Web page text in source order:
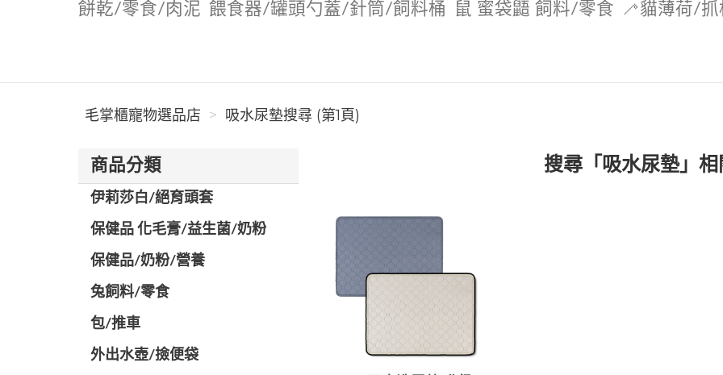
餅乾/零食/肉泥 餵食器/罐頭勺蓋/針筒/飼料桶 鼠 蜜袋鼯 飼料/零食 🦯貓薄荷/
毛掌櫃寵物選品店 吸水尿墊搜尋 (第1頁)
商品分類
伊莉莎白/絕育頭套
保健品 化毛膏/益生菌/奶粉
保健品/奶粉/營養
兔飼料/零食
包/推車
外出水壺/撿便袋
搜尋「吸水尿墊」